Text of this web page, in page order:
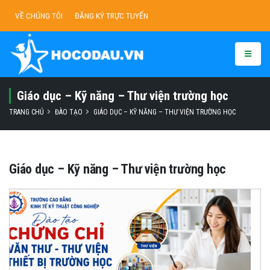
VỀ CHÚNG TÔI ĐĂNG KÝ TRỰC TUYẾN
Giáo dục – Kỹ năng – Thư viện trường học
TRANG CHỦ ĐÀO TẠO GIÁO DỤC – KỸ NĂNG – THƯ VIỆN TRƯỜNG HỌC
Giáo dục – Kỹ năng – Thư viện trường học